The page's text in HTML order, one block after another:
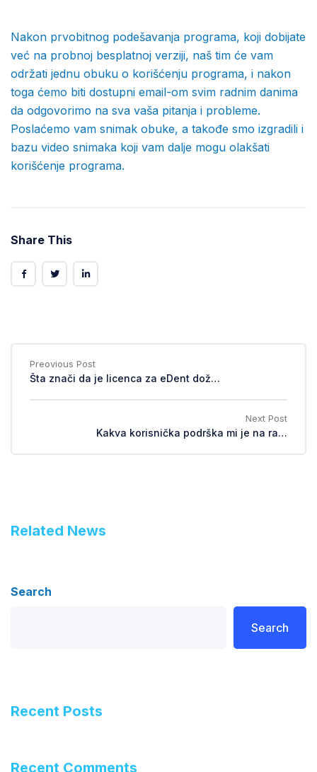
Nakon prvobitnog podešavanja programa, koji dobijate
već na probnoj besplatnoj verziji, naš tim će vam
održati jednu obuku o korišćenju programa, i nakon
toga ćemo biti dostupni email-om svim radnim danima
da odgovorimo na sva vaša pitanja i probleme.
Poslaćemo vam snimak obuke, a takođe smo izgradili i
bazu video snimaka koji vam dalje mogu olakšati
korišćenje programa.
Share This
Preovious Post
Šta znači da je licenca za eDent doživotna?
Next Post
Kakva korisnička podrška mi je na raspolaganju sa godišnjim održavanjem?
Related News
Search
Search
Recent Posts
Recent Comments